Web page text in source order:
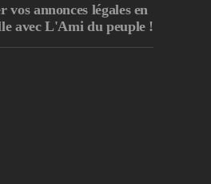
vos annonces légales en
avec L'Ami du peuple !